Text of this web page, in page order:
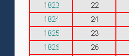
1823
22
1824
24
1825
23
1826
26